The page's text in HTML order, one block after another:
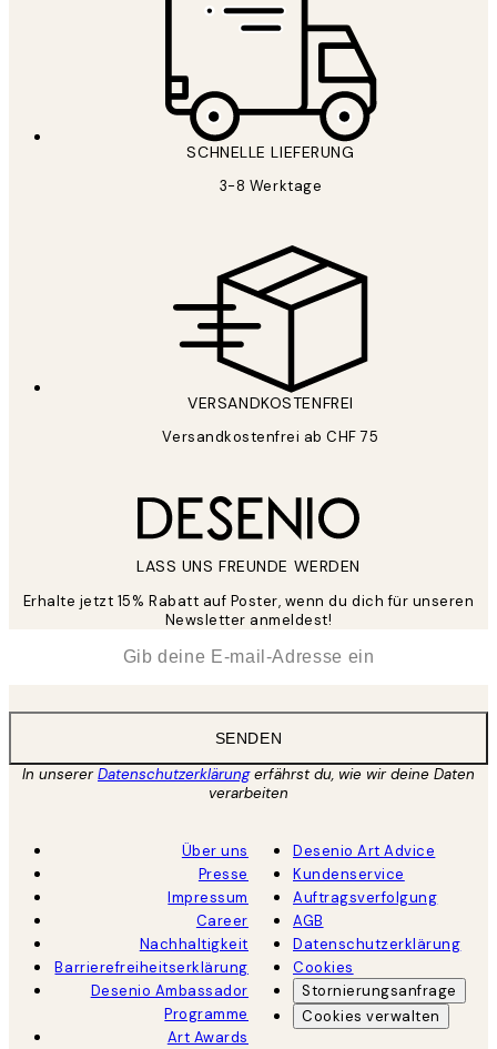
SCHNELLE LIEFERUNG
3-8 Werktage
VERSANDKOSTENFREI
Versandkostenfrei ab CHF 75
LASS UNS FREUNDE WERDEN
Erhalte jetzt 15% Rabatt auf Poster, wenn du dich für unseren
Newsletter anmeldest!
SENDEN
In unsererDatenschutzerklärungerfährst du, wie wir deine Daten
verarbeiten
Über uns
Presse
Impressum
Career
Nachhaltigkeit
Barrierefreiheitserklärung
Desenio Ambassador
Programme
Art Awards
Desenio Art Advice
Kundenservice
Auftragsverfolgung
AGB
Datenschutzerklärung
Cookies
Stornierungsanfrage
Cookies verwalten